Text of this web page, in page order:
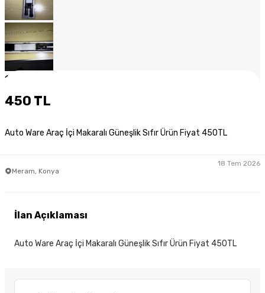
1
450 TL
Auto Ware Araç İçi Makaralı Güneşlik Sıfır Ürün Fiyat 450TL
Meram, Konya
18 Tem 2026
İlan Açıklaması
Auto Ware Araç İçi Makaralı Güneşlik Sıfır Ürün Fiyat 450TL